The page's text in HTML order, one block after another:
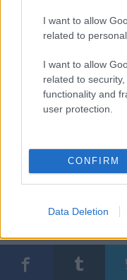
I want to allow
related to
I want to allow
related to
functionality and
user protection.
CONFIRM
Data Deletion
tökmagolaj hamburger
gluténmentes kenyér
oroszkrém torta,
zsemle, mézes
kenyér
osb lap rétegelt
wellness oroszkrém